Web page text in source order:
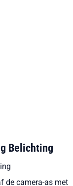
Belichting
de camera-as met